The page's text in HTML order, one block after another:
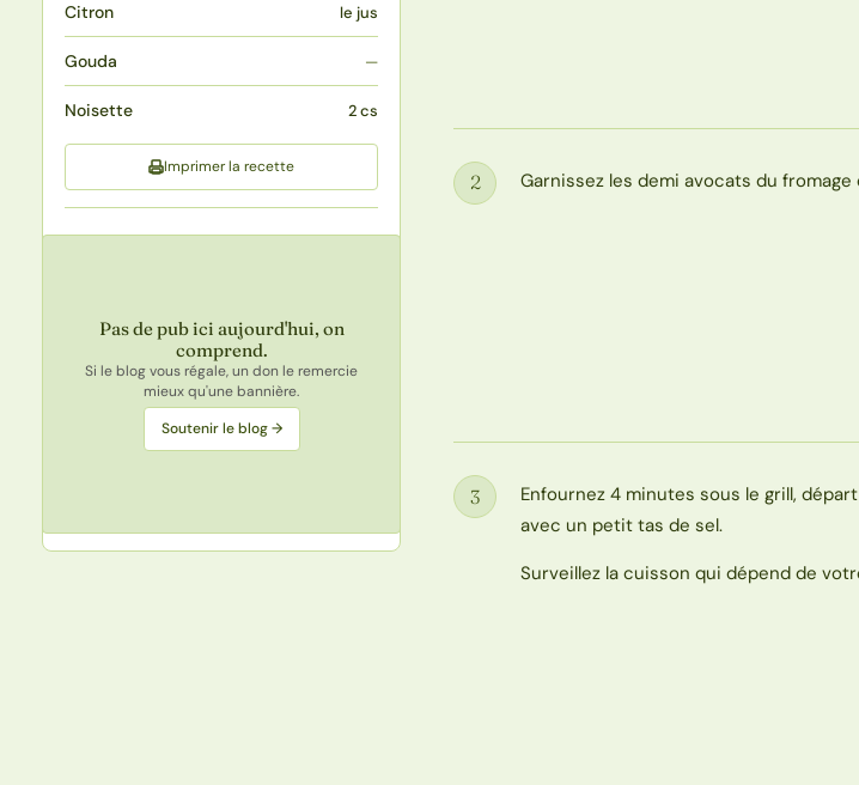
Citron le jus
Gouda —
Noisette 2 cs
Imprimer la recette
Pas de pub ici aujourd'hui, on
comprend.
Si le blog vous régale, un don le remercie
mieux qu'une bannière.
Soutenir le blog →
Étape
2 Garnissez les demi avocats du
Étape
3
Enfournez 4 minutes sous le grill,
avec un petit tas de sel.
Surveillez la cuisson qui dépend de